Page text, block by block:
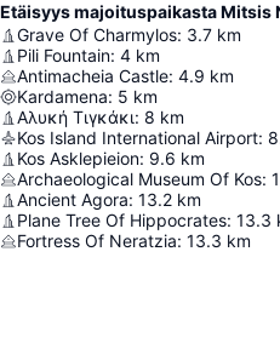
Etäisyys majoituspaikasta Mitsis
Grave Of Charmylos: 3.7 km
Pili Fountain: 4 km
Antimacheia Castle: 4.9 km
Kardamena: 5 km
Αλυκή Τιγκάκι: 8 km
Kos Island International Airport:
Kos Asklepieion: 9.6 km
Archaeological Museum Of Kos:
Ancient Agora: 13.2 km
Plane Tree Of Hippocrates: 13.3
Fortress Of Neratzia: 13.3 km